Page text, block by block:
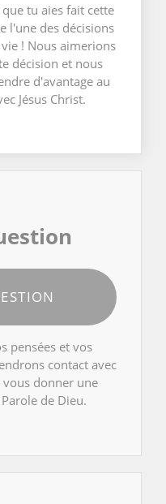
tu aies fait cette
l'une des décisions
! Nous aimerions
décision et nous
d'avantage au
Jésus Christ.
pensées et vos
contact avec
vous donner une
de Dieu.